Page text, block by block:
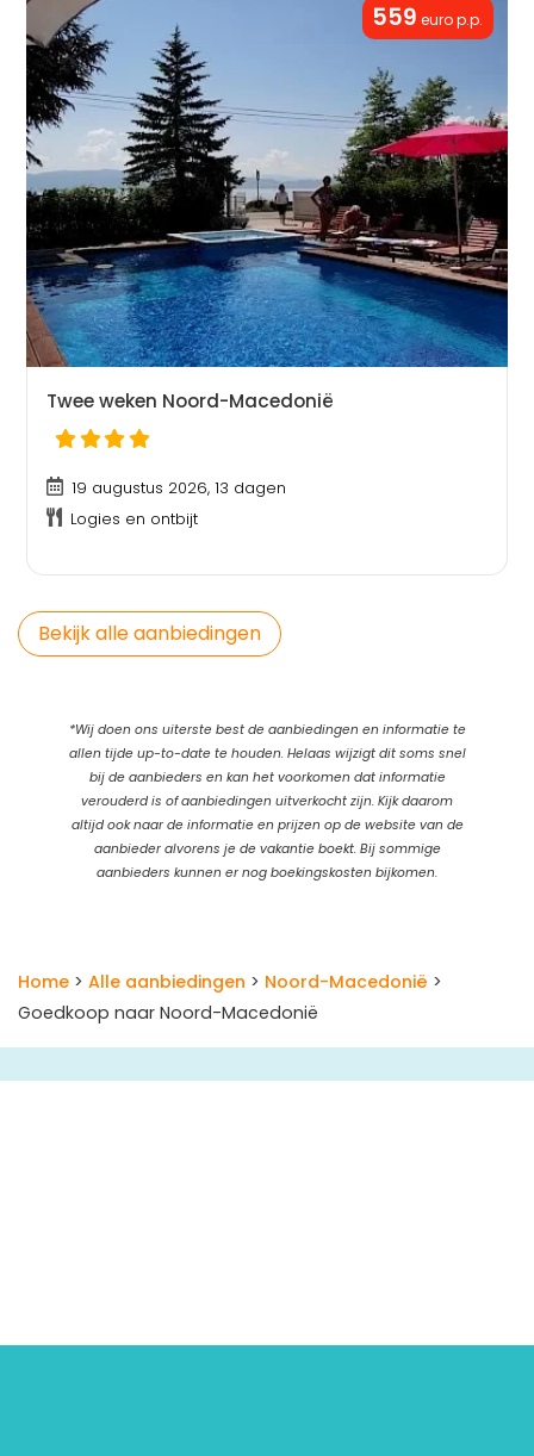
559 euro p.p.
Twee weken Noord-Macedonië
19 augustus 2026, 13 dagen
Logies en ontbijt
Bekijk alle aanbiedingen
*Wij doen ons uiterste best de aanbiedingen en informatie te
allen tijde up-to-date te houden. Helaas wijzigt dit soms snel
bij de aanbieders en kan het voorkomen dat informatie
verouderd is of aanbiedingen uitverkocht zijn. Kijk daarom
altijd ook naar de informatie en prijzen op de website van de
aanbieder alvorens je de vakantie boekt. Bij sommige
aanbieders kunnen er nog boekingskosten bijkomen.
Home > Alle aanbiedingen > Noord-Macedonië >
Goedkoop naar Noord-Macedonië